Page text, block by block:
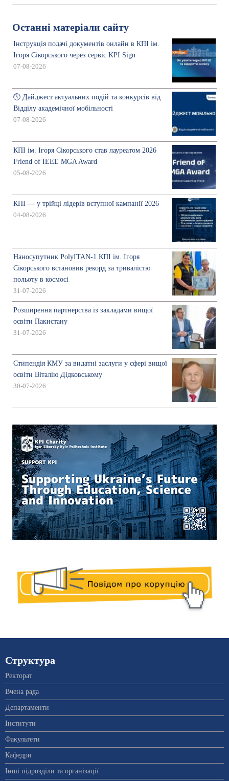
Останні матеріали сайту
Інструкція подачі документів онлайн в КПІ ім.
Ігоря Сікорського через сервіс KPI Sign
07-08-2026
🕔 Дайджест актуальних подій та конкурсів від
Відділу академічної мобільності
07-08-2026
КПІ ім. Ігоря Сікорського став лауреатом 2026
Friend of IEEE MGA Award
05-08-2026
КПІ — у трійці лідерів вступної кампанії 2026
04-08-2026
Наносупутник PolyITAN-1 КПІ ім. Ігоря
Сікорського встановив рекорд за тривалістю
польоту в космосі
31-07-2026
Розширення партнерства із закладами вищої
освіти Пакистану
31-07-2026
Стипендія КМУ за видатні заслуги у сфері вищої
освіти Віталію Дідковському
30-07-2026
Структура
Ректорат
Вчена рада
Департаменти
Інститути
Факультети
Кафедри
Інші підрозділи та організації